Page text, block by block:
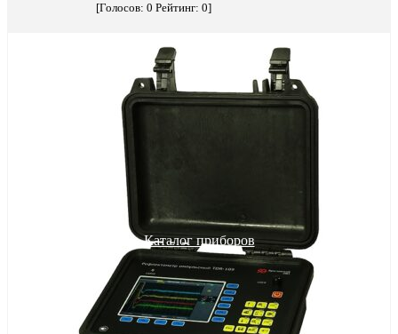
Каталог приборов
[Голосов: 0 Рейтинг: 0]